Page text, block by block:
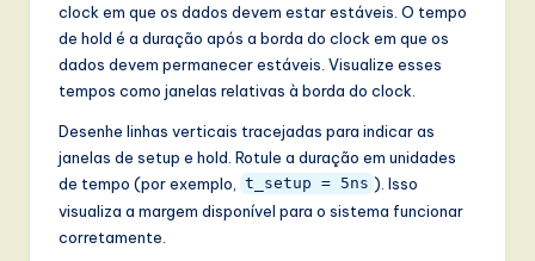
clock em que os dados devem estar estáveis. O tempo
de hold é a duração após a borda do clock em que os
dados devem permanecer estáveis. Visualize esses
tempos como janelas relativas à borda do clock.
Desenhe linhas verticais tracejadas para indicar as
janelas de setup e hold. Rotule a duração em unidades
de tempo (por exemplo,
t_setup = 5ns ). Isso
visualiza a margem disponível para o sistema funcionar
corretamente.